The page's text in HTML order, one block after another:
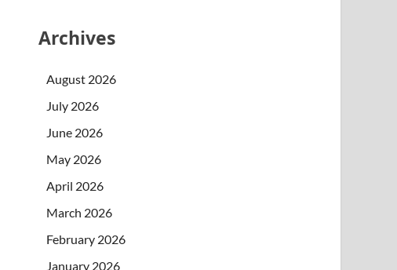
Archives
August 2026
July 2026
June 2026
May 2026
April 2026
March 2026
February 2026
January 2026